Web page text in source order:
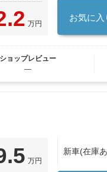
万円
お気に入
ショップレビュー
―
万円
新車(在庫